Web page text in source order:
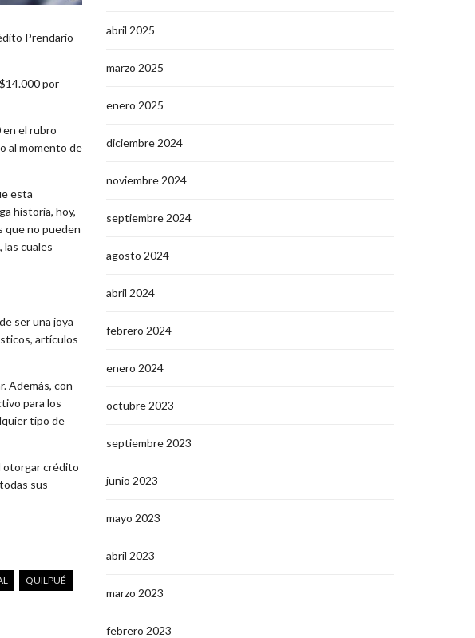
Prendario
por
el rubro
al momento de
esta
historia, hoy,
que no pueden
cuales
ser una joya
artículos
Además, con
para los
tipo de
otorgar crédito
sus
QUILPUÉ
abril 2025
marzo 2025
enero 2025
diciembre 2024
noviembre 2024
septiembre 2024
agosto 2024
abril 2024
febrero 2024
enero 2024
octubre 2023
septiembre 2023
junio 2023
mayo 2023
abril 2023
marzo 2023
febrero 2023